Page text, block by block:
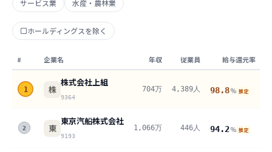
サービス業
水産・農林業
ホールディングスを除く
# 企業名 年収 従業員 給与還元率
1 株
株式会社上組
9364
704万 4,389人 98.8% 推定
2 東
東京汽船株式会社
9193
1,066万 446人 94.2% 推定